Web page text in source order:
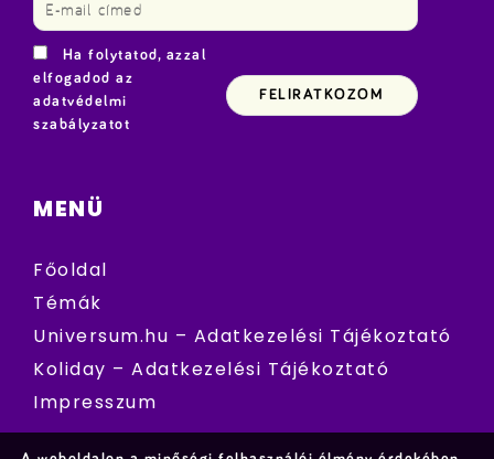
Ha folytatod, azzal
elfogadod az
adatvédelmi
szabályzatot
MENÜ
Főoldal
Témák
Universum.hu – Adatkezelési Tájékoztató
Koliday – Adatkezelési Tájékoztató
Impresszum